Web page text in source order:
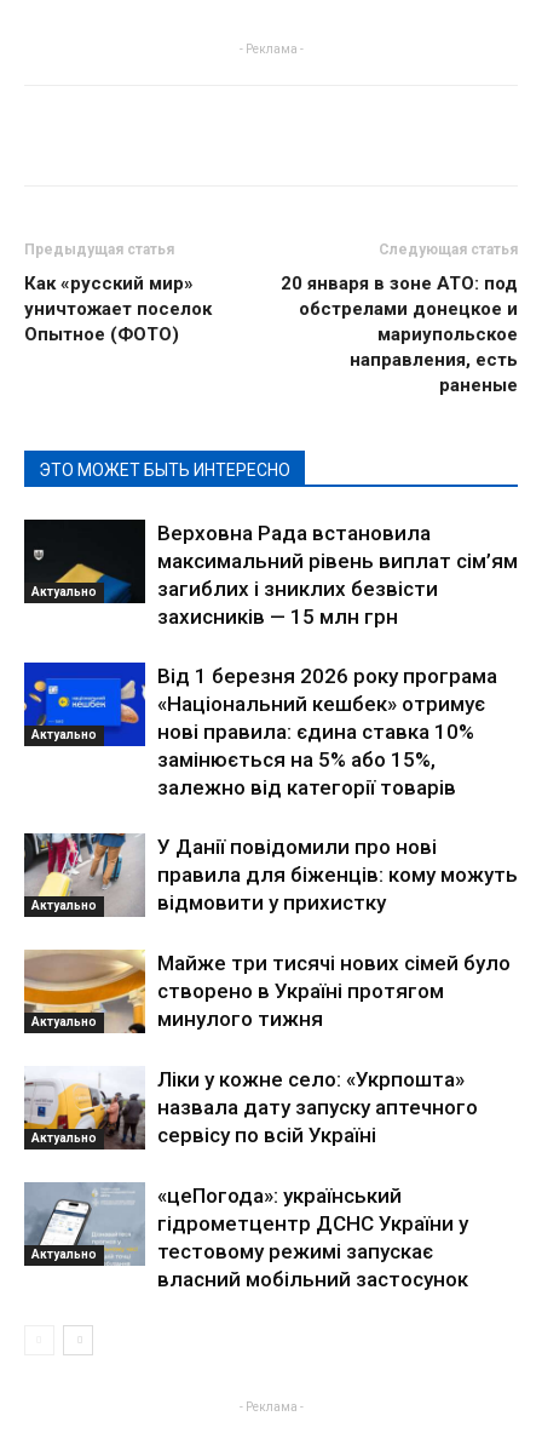
- Реклама -
Предыдущая статья
Как «русский мир»
уничтожает поселок
Опытное (ФОТО)
Следующая статья
20 января в зоне АТО: под
обстрелами донецкое и
мариупольское
направления, есть
раненые
ЭТО МОЖЕТ БЫТЬ ИНТЕРЕСНО
Актуально
Верховна Рада встановила
максимальний рівень виплат сім’ям
загиблих і зниклих безвісти
захисників — 15 млн грн
Актуально
Від 1 березня 2026 року програма
«Національний кешбек» отримує
нові правила: єдина ставка 10%
замінюється на 5% або 15%,
залежно від категорії товарів
Актуально
У Данії повідомили про нові
правила для біженців: кому можуть
відмовити у прихистку
Актуально
Майже три тисячі нових сімей було
створено в Україні протягом
минулого тижня
Актуально
Ліки у кожне село: «Укрпошта»
назвала дату запуску аптечного
сервісу по всій Україні
Актуально
«цеПогода»: український
гідрометцентр ДСНС України у
тестовому режимі запускає
власний мобільний застосунок
- Реклама -